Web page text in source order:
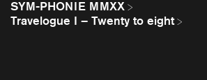
SYM-PHONIE MMXX
Travelogue I – Twenty to eight